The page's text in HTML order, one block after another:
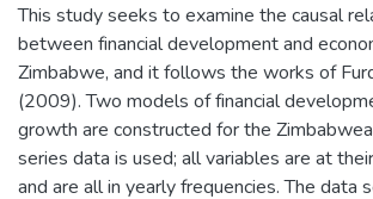
This study seeks to examine the causal
between financial development and
Zimbabwe, and it follows the works of
(2009). Two models of financial
growth are constructed for the
series data is used; all variables are at
and are all in yearly frequencies. The data